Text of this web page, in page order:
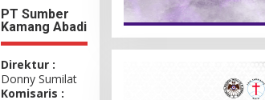
PT Sumber
Kamang Abadi
Direktur :
Donny Sumilat
Komisaris :